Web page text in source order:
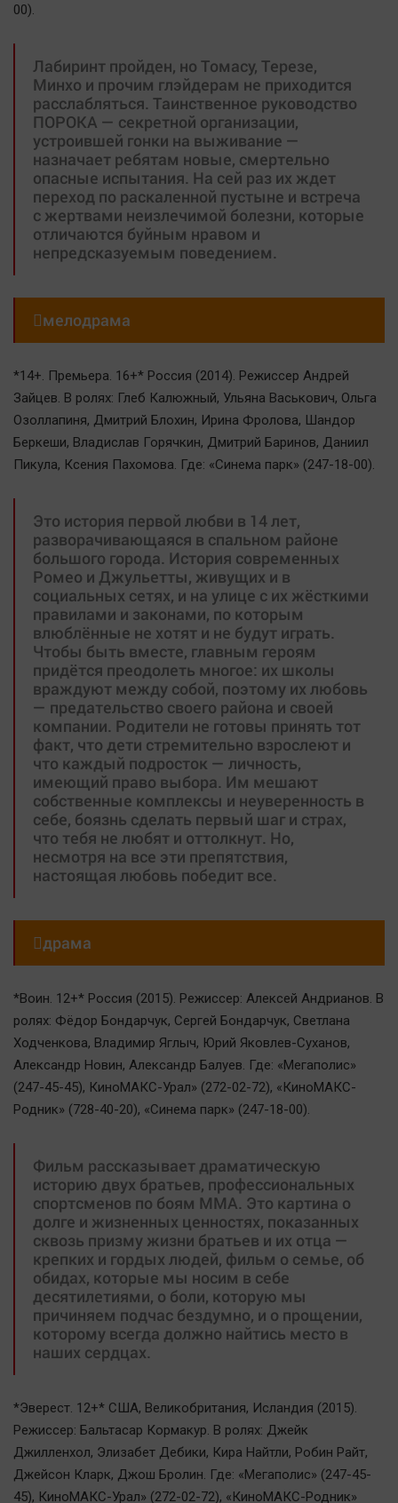
Последняя инстанция
Светская жизнь
Тенденции
Точка на карте
00).
Лабиринт пройден, но Томасу, Терезе,
Минхо и прочим глэйдерам не приходится
расслабляться. Таинственное руководство
ПОРОКА — секретной организации,
устроившей гонки на выживание —
назначает ребятам новые, смертельно
опасные испытания. На сей раз их ждет
переход по раскаленной пустыне и встреча
с жертвами неизлечимой болезни, которые
отличаются буйным нравом и
непредсказуемым поведением.
мелодрама
*14+. Премьера. 16+* Россия (2014). Режиссер Андрей
Зайцев. В ролях: Глеб Калюжный, Ульяна Васькович, Ольга
Озоллапиня, Дмитрий Блохин, Ирина Фролова, Шандор
Беркеши, Владислав Горячкин, Дмитрий Баринов, Даниил
Пикула, Ксения Пахомова. Где: «Синема парк» (247-18-00).
Это история первой любви в 14 лет,
разворачивающаяся в спальном районе
большого города. История современных
Ромео и Джульетты, живущих и в
социальных сетях, и на улице с их жёсткими
правилами и законами, по которым
влюблённые не хотят и не будут играть.
Чтобы быть вместе, главным героям
придётся преодолеть многое: их школы
враждуют между собой, поэтому их любовь
— предательство своего района и своей
компании. Родители не готовы принять тот
факт, что дети стремительно взрослеют и
что каждый подросток — личность,
имеющий право выбора. Им мешают
собственные комплексы и неуверенность в
себе, боязнь сделать первый шаг и страх,
что тебя не любят и оттолкнут. Но,
несмотря на все эти препятствия,
настоящая любовь победит все.
драма
*Воин. 12+* Россия (2015). Режиссер: Алексей Андрианов. В
ролях: Фёдор Бондарчук, Сергей Бондарчук, Светлана
Ходченкова, Владимир Яглыч, Юрий Яковлев-Суханов,
Александр Новин, Александр Балуев. Где: «Мегаполис»
(247-45-45), КиноМАКС-Урал» (272-02-72), «КиноМАКС-
Родник» (728-40-20), «Синема парк» (247-18-00).
Фильм рассказывает драматическую
историю двух братьев, профессиональных
спортсменов по боям ММА. Это картина о
долге и жизненных ценностях, показанных
сквозь призму жизни братьев и их отца —
крепких и гордых людей, фильм о семье, об
обидах, которые мы носим в себе
десятилетиями, о боли, которую мы
причиняем подчас бездумно, и о прощении,
которому всегда должно найтись место в
наших сердцах.
*Эверест. 12+* США, Великобритания, Исландия (2015).
Режиссер: Бальтасар Кормакур. В ролях: Джейк
Джилленхол, Элизабет Дебики, Кира Найтли, Робин Райт,
Джейсон Кларк, Джош Бролин. Где: «Мегаполис» (247-45-
45), КиноМАКС-Урал» (272-02-72), «КиноМАКС-Родник»